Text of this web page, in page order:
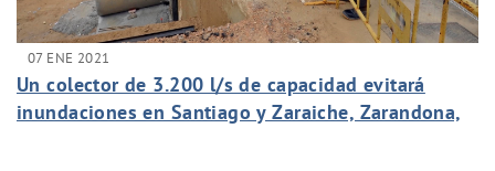
07 ENE 2021
Un colector de 3.200 l/s de capacidad evitará
inundaciones en Santiago y Zaraiche, Zarandona,